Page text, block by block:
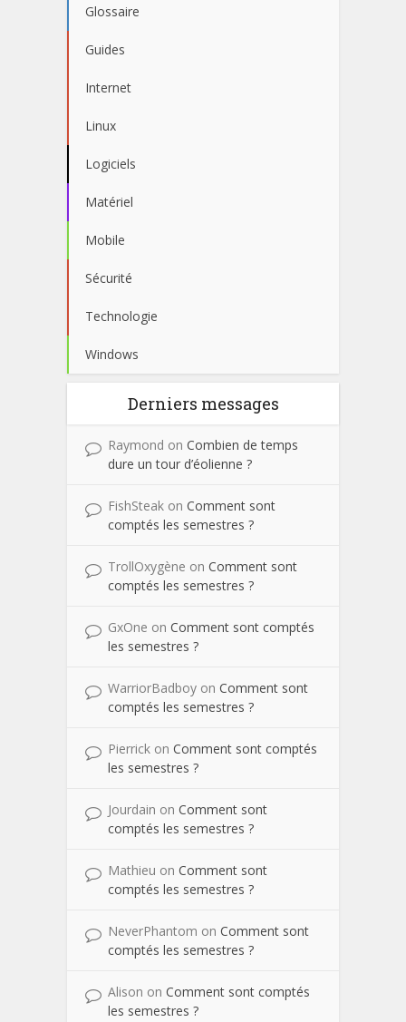
Glossaire
Guides
Internet
Linux
Logiciels
Matériel
Mobile
Sécurité
Technologie
Windows
Derniers messages
Raymond on Combien de temps
dure un tour d’éolienne ?
FishSteak on Comment sont
comptés les semestres ?
TrollOxygène on Comment sont
comptés les semestres ?
GxOne on Comment sont comptés
les semestres ?
WarriorBadboy on Comment sont
comptés les semestres ?
Pierrick on Comment sont comptés
les semestres ?
Jourdain on Comment sont
comptés les semestres ?
Mathieu on Comment sont
comptés les semestres ?
NeverPhantom on Comment sont
comptés les semestres ?
Alison on Comment sont comptés
les semestres ?